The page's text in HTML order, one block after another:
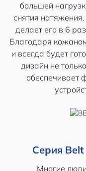
большей
снятия
делает его в 6
Благодаря
и всегда будет
дизайн не
обеспечивает
Серия Belt
Многие